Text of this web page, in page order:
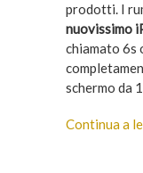
prodotti. I
nuovissimo
chiamato 6s
schermo da
Continua a